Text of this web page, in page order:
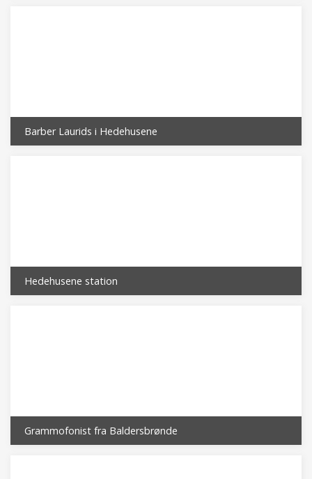
Barber Laurids i Hedehusene
Hedehusene station
Grammofonist fra Baldersbrønde